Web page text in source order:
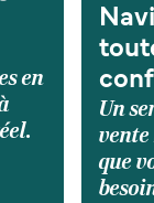
en
Un
que